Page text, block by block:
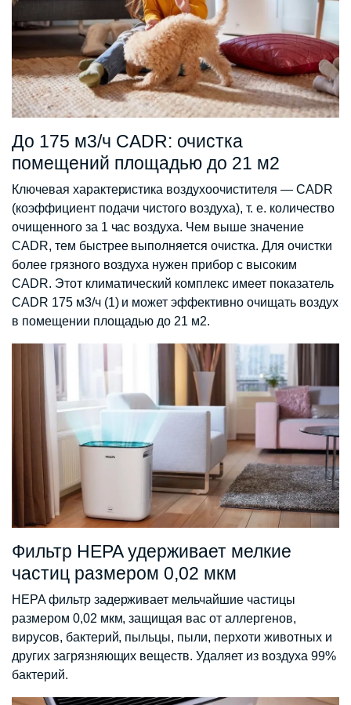
До 175 м3/ч CADR: очистка
помещений площадью до 21 м2
Ключевая характеристика воздухоочистителя — CADR
(коэффициент подачи чистого воздуха), т. е. количество
очищенного за 1 час воздуха. Чем выше значение
CADR, тем быстрее выполняется очистка. Для очистки
более грязного воздуха нужен прибор с высоким
CADR. Этот климатический комплекс имеет показатель
CADR 175 м3/ч (1) и может эффективно очищать воздух
в помещении площадью до 21 м2.
Фильтр HEPA удерживает мелкие
частиц размером 0,02 мкм
HEPA фильтр задерживает мельчайшие частицы
размером 0,02 мкм, защищая вас от аллергенов,
вирусов, бактерий, пыльцы, пыли, перхоти животных и
других загрязняющих веществ. Удаляет из воздуха 99%
бактерий.